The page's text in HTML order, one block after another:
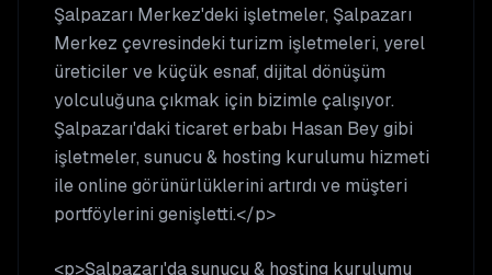
Şalpazarı Merkez'deki işletmeler, Şalpazarı
Merkez çevresindeki turizm işletmeleri, yerel
üreticiler ve küçük esnaf, dijital dönüşüm
yolculuğuna çıkmak için bizimle çalışıyor.
Şalpazarı'daki ticaret erbabı Hasan Bey gibi
işletmeler, sunucu & hosting kurulumu hizmeti
ile online görünürlüklerini artırdı ve müşteri
portföylerini genişletti.</p>
<p>Şalpazarı'da sunucu & hosting kurulumu